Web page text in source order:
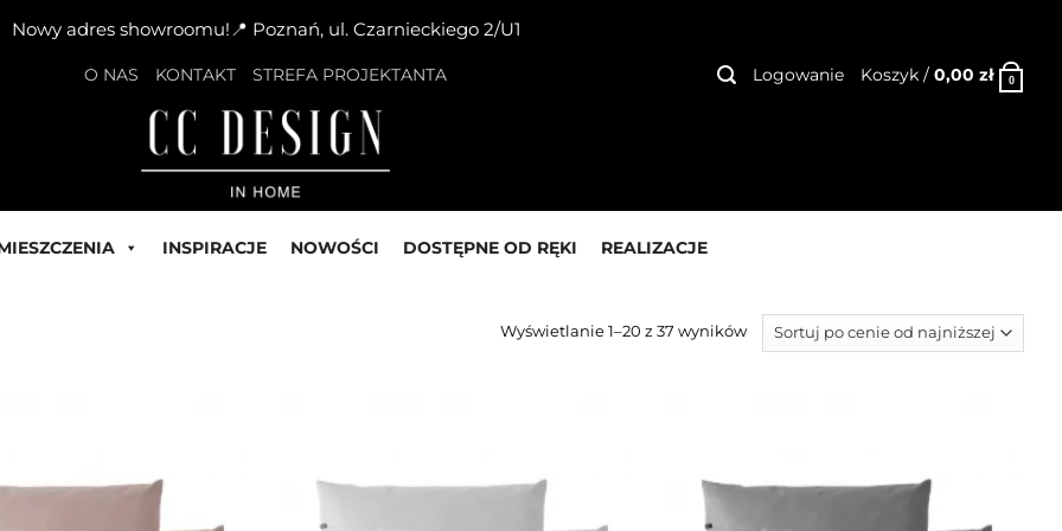
Nowy adres showroomu!📍 Poznań, ul. Czarnieckiego 2/U1
O NAS KONTAKT STREFA PROJEKTANTA Logowanie Koszyk / 0,00 zł 0
INSPIRACJE NOWOŚCI DOSTĘPNE OD RĘKI REALIZACJE
Wyświetlanie 1–20 z 37 wyników